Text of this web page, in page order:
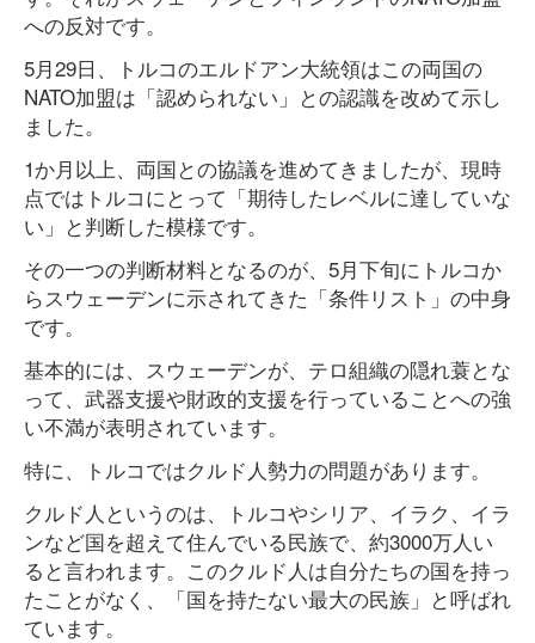
への反対です。
5月29日、トルコのエルドアン大統領はこの両国の
NATO加盟は「認められない」との認識を改めて示し
ました。
1か月以上、両国との協議を進めてきましたが、現時
点ではトルコにとって「期待したレベルに達していな
い」と判断した模様です。
その一つの判断材料となるのが、5月下旬にトルコか
らスウェーデンに示されてきた「条件リスト」の中身
です。
基本的には、スウェーデンが、テロ組織の隠れ蓑とな
って、武器支援や財政的支援を行っていることへの強
い不満が表明されています。
特に、トルコではクルド人勢力の問題があります。
クルド人というのは、トルコやシリア、イラク、イラ
ンなど国を超えて住んでいる民族で、約3000万人い
ると言われます。このクルド人は自分たちの国を持っ
たことがなく、「国を持たない最大の民族」と呼ばれ
ています。